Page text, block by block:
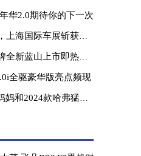
吒汽车的智能化实力
华2.0期待你的下一次
国际车展斩获多项大奖
即热销， 24小时大定8571台
全驱豪华版亮点频现
款哈弗猛龙CP感满分